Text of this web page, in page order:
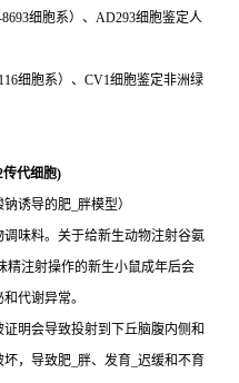
细胞系）、AD293细胞鉴定人
细胞系）、CV1细胞鉴定非洲绿
传代细胞)
诱导的肥_胖模型）
味料。关于给新生动物注射谷氨
精注射操作的新生小鼠成年后会
代谢异常。
明会导致投射到下丘脑腹内侧和
，导致肥_胖、发育_迟缓和不育